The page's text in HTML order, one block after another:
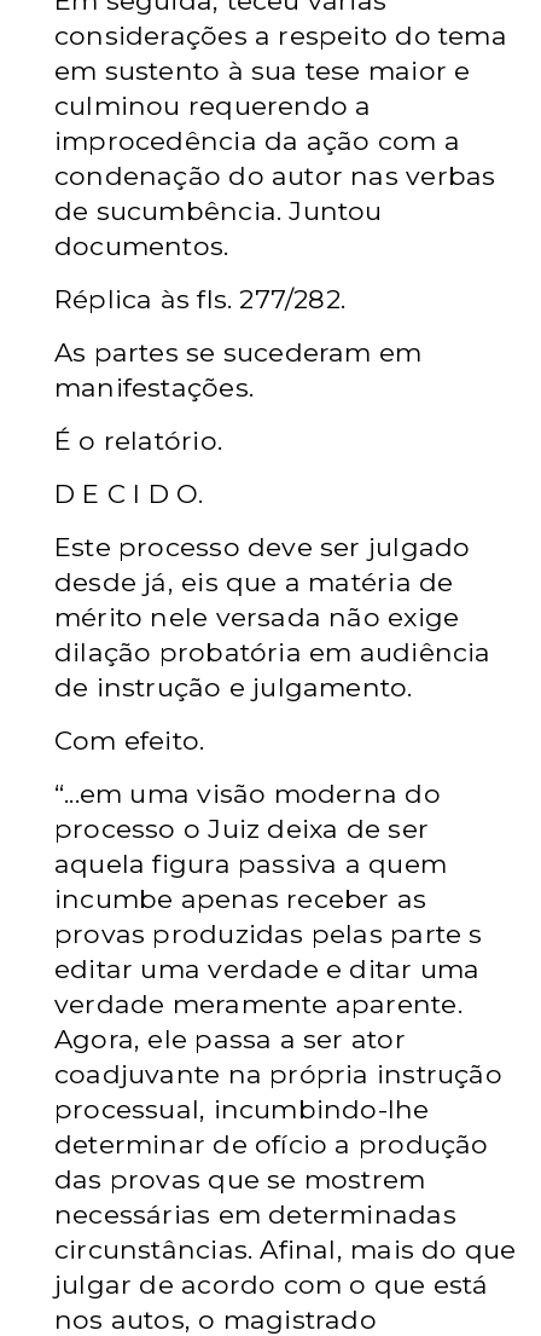
considerações a respeito do tema
em sustento à sua tese maior e
culminou requerendo a
improcedência da ação com a
condenação do autor nas verbas
de sucumbência. Juntou
documentos.
Réplica às fls. 277/282.
As partes se sucederam em
manifestações.
É o relatório.
D E C I D O.
Este processo deve ser julgado
desde já, eis que a matéria de
mérito nele versada não exige
dilação probatória em audiência
de instrução e julgamento.
Com efeito.
“...em uma visão moderna do
processo o Juiz deixa de ser
aquela figura passiva a quem
incumbe apenas receber as
provas produzidas pelas parte s
editar uma verdade e ditar uma
verdade meramente aparente.
Agora, ele passa a ser ator
coadjuvante na própria instrução
processual, incumbindo-lhe
determinar de ofício a produção
das provas que se mostrem
necessárias em determinadas
circunstâncias. Afinal, mais do que
julgar de acordo com o que está
nos autos, o magistrado